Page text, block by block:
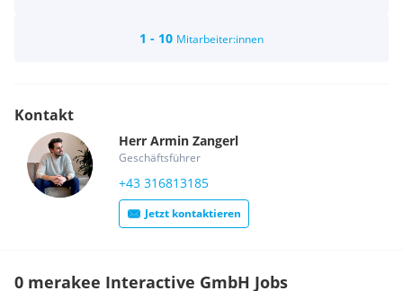
1 - 10 Mitarbeiter:innen
Kontakt
Herr Armin Zangerl
Geschäftsführer
+43 316813185
Jetzt kontaktieren
0 merakee Interactive GmbH Jobs